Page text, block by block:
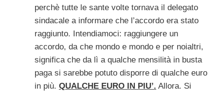
perchè tutte le sante volte tornava il delegato
sindacale a informare che l’accordo era stato
raggiunto. Intendiamoci: raggiungere un
accordo, da che mondo e mondo e per noialtri,
significa che da lì a qualche mensilità in busta
paga si sarebbe potuto disporre di qualche euro
in più. QUALCHE EURO IN PIU’. Allora. Si